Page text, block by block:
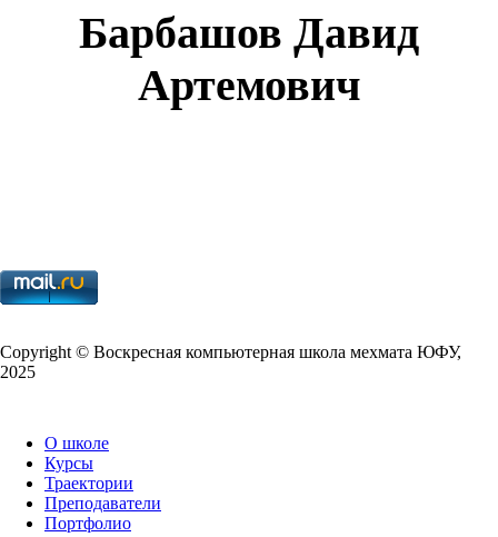
Барбашов Давид
Артемович
Copy­right © Воскресная компьютерная школа мехмата ЮФУ,
2025
О школе
Курсы
Траектории
Преподаватели
Портфолио